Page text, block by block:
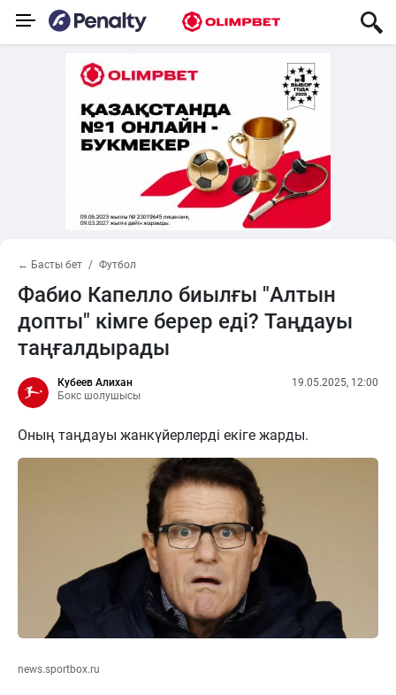
← Басты бет Футбол
Фабио Капелло биылғы "Алтын
допты" кімге берер еді? Таңдауы
таңғалдырады
Кубеев Алихан
Бокс шолушысы
19.05.2025, 12:00
Оның таңдауы жанкүйерлерді екіге жарды.
news.sportbox.ru